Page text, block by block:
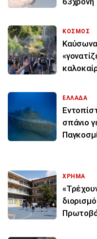
ΚΟΣΜΟΣ
ΕΛΛΑΔΑ
σπάνιο
ΧΡΗΜΑ